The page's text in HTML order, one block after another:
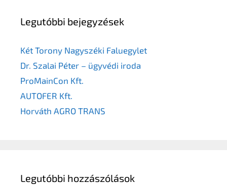
Legutóbbi bejegyzések
Két Torony Nagyszéki Faluegylet
Dr. Szalai Péter – ügyvédi iroda
ProMainCon Kft.
AUTOFER Kft.
Horváth AGRO TRANS
Legutóbbi hozzászólások